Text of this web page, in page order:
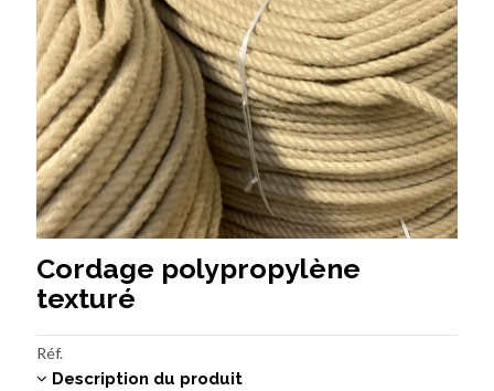
Cordage polypropylène
texturé
Réf.
Description du produit